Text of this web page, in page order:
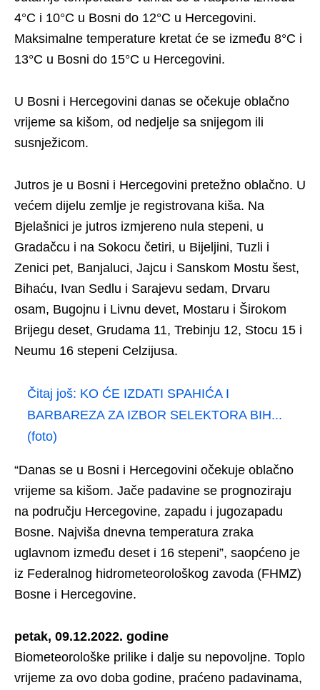
4°C i 10°C u Bosni do 12°C u Hercegovini.
Maksimalne temperature kretat će se između 8°C i
13°C u Bosni do 15°C u Hercegovini.
U Bosni i Hercegovini danas se očekuje oblačno
vrijeme sa kišom, od nedjelje sa snijegom ili
susnježicom.
Jutros je u Bosni i Hercegovini pretežno oblačno. U
većem dijelu zemlje je registrovana kiša. Na
Bjelašnici je jutros izmjereno nula stepeni, u
Gradačcu i na Sokocu četiri, u Bijeljini, Tuzli i
Zenici pet, Banjaluci, Jajcu i Sanskom Mostu šest,
Bihaću, Ivan Sedlu i Sarajevu sedam, Drvaru
osam, Bugojnu i Livnu devet, Mostaru i Širokom
Brijegu deset, Grudama 11, Trebinju 12, Stocu 15 i
Neumu 16 stepeni Celzijusa.
Čitaj još: KO ĆE IZDATI SPAHIĆA I
BARBAREZA ZA IZBOR SELEKTORA BIH...
(foto)
“Danas se u Bosni i Hercegovini očekuje oblačno
vrijeme sa kišom. Jače padavine se prognoziraju
na području Hercegovine, zapadu i jugozapadu
Bosne. Najviša dnevna temperatura zraka
uglavnom između deset i 16 stepeni”, saopćeno je
iz Federalnog hidrometeorološkog zavoda (FHMZ)
Bosne i Hercegovine.
petak, 09.12.2022. godine
Biometeorološke prilike i dalje su nepovoljne. Toplo
vrijeme za ovo doba godine, praćeno padavinama,